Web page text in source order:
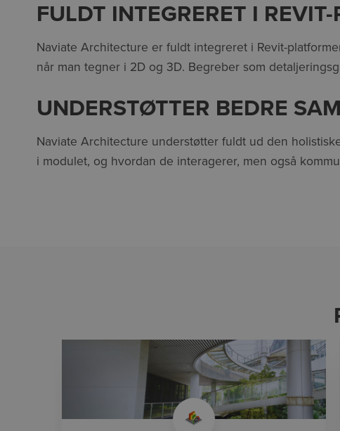
FULDT INTEGRERET I
Naviate Architecture er fuldt integreret i Revit-
når man tegner i 2D og 3D. Begreber som
UNDERSTØTTER BEDRE
Naviate Architecture understøtter fuldt ud den
i modulet, og hvordan de interagerer, men også